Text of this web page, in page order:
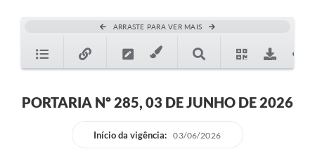
ARRASTE PARA VER MAIS
PORTARIA Nº 285, 03 DE JUNHO DE 2026
Início da vigência: 03/06/2026